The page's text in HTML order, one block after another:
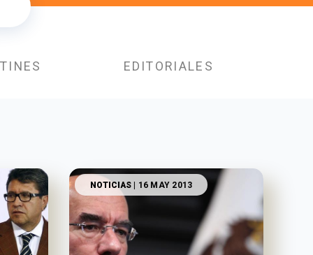
EDITORIALES
NOTICIAS | 16 MAY 2013